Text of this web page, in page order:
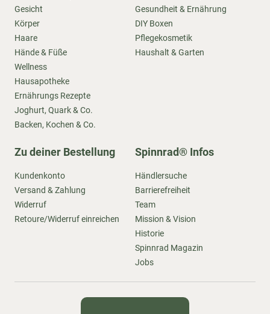
Gesicht
Körper
Haare
Hände & Füße
Wellness
Hausapotheke
Ernährungs Rezepte
Joghurt, Quark & Co.
Backen, Kochen & Co.
Gesundheit & Ernährung
DIY Boxen
Pflegekosmetik
Haushalt & Garten
Zu deiner Bestellung
Kundenkonto
Versand & Zahlung
Widerruf
Retoure/Widerruf einreichen
Spinnrad® Infos
Händlersuche
Barrierefreiheit
Team
Mission & Vision
Historie
Spinnrad Magazin
Jobs